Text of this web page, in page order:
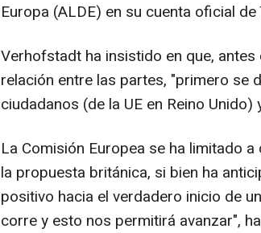
Europa (ALDE) en su cuenta oficial de
Verhofstadt ha insistido en que,
relación entre las partes, "primero se
ciudadanos (de la UE en Reino
La Comisión Europea se ha limitado
la propuesta británica, si bien ha
positivo hacia el verdadero inicio de
corre y esto nos permitirá avanzar",